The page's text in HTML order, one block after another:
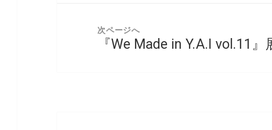
次ページへ
次『We Made in Y.A.I vol.11』